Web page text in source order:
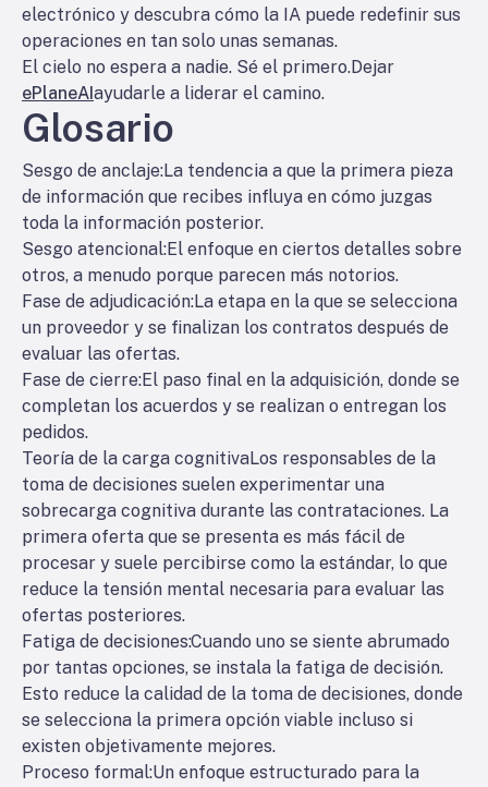
electrónico y descubra cómo la IA puede redefinir sus
operaciones en tan solo unas semanas.
El cielo no espera a nadie. Sé el primero.Dejar
ePlaneAIayudarle a liderar el camino.
Glosario
Sesgo de anclaje:La tendencia a que la primera pieza
de información que recibes influya en cómo juzgas
toda la información posterior.
Sesgo atencional:El enfoque en ciertos detalles sobre
otros, a menudo porque parecen más notorios.
Fase de adjudicación:La etapa en la que se selecciona
un proveedor y se finalizan los contratos después de
evaluar las ofertas.
Fase de cierre:El paso final en la adquisición, donde se
completan los acuerdos y se realizan o entregan los
pedidos.
Teoría de la carga cognitivaLos responsables de la
toma de decisiones suelen experimentar una
sobrecarga cognitiva durante las contrataciones. La
primera oferta que se presenta es más fácil de
procesar y suele percibirse como la estándar, lo que
reduce la tensión mental necesaria para evaluar las
ofertas posteriores.
Fatiga de decisiones:Cuando uno se siente abrumado
por tantas opciones, se instala la fatiga de decisión.
Esto reduce la calidad de la toma de decisiones, donde
se selecciona la primera opción viable incluso si
existen objetivamente mejores.
Proceso formal:Un enfoque estructurado para la